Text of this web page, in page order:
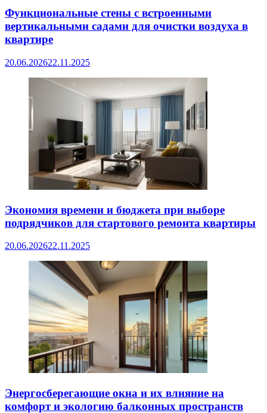
Функциональные стены с встроенными
вертикальными садами для очистки воздуха в
квартире
20.06.202622.11.2025
Экономия времени и бюджета при выборе
подрядчиков для стартового ремонта квартиры
20.06.202622.11.2025
Энергосберегающие окна и их влияние на
комфорт и экологию балконных пространств